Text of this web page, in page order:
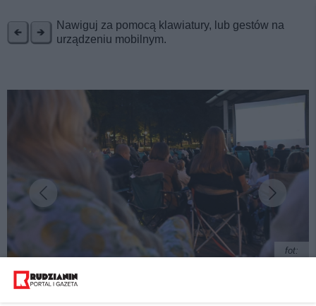
Nawiguj za pomocą klawiatury, lub gestów na
urządzeniu mobilnym.
fot: